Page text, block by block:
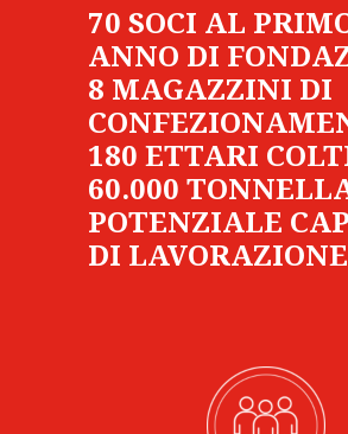
70 SOCI AL
ANNO DI
8 MAGAZZINI DI
180 ETTARI
60.000
POTENZIALE
DI